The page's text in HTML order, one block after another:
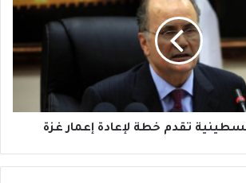
تقدم خطة لإعادة إعمار غزة